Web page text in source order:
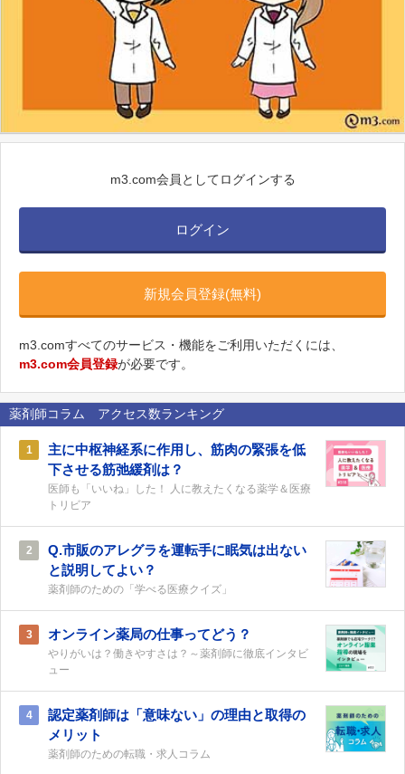
m3.com会員としてログインする
ログイン
新規会員登録(無料)
m3.comすべてのサービス・機能をご利用いただくには、
m3.com会員登録が必要です。
薬剤師コラム アクセス数ランキング
1
主に中枢神経系に作用し、筋肉の緊張を低
下させる筋弛緩剤は？
医師も「いいね」した！ 人に教えたくなる薬学＆医療
トリビア
2
Q.市販のアレグラを運転手に眠気は出ない
と説明してよい？
薬剤師のための「学べる医療クイズ」
3 オンライン薬局の仕事ってどう？
やりがいは？働きやすさは？～薬剤師に徹底インタビ
ュー
4
認定薬剤師は「意味ない」の理由と取得の
メリット
薬剤師のための転職・求人コラム